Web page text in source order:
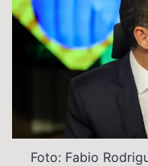
Foto: Fabio